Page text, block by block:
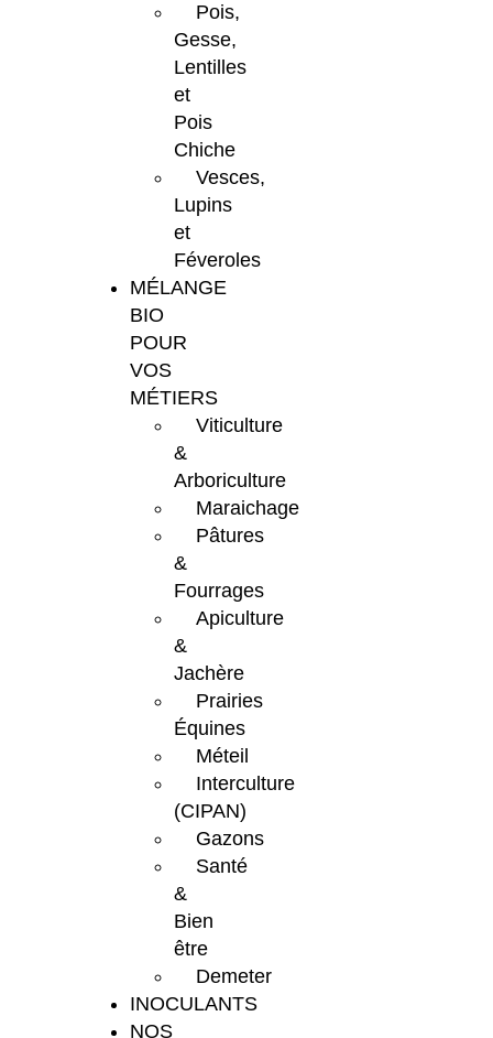
Pois,
Gesse,
Lentilles
et
Pois
Chiche
Vesces,
Lupins
et
Féveroles
MÉLANGE
BIO
POUR
VOS
MÉTIERS
Viticulture
&
Arboriculture
Maraichage
Pâtures
&
Fourrages
Apiculture
&
Jachère
Prairies
Équines
Méteil
Interculture
(CIPAN)
Gazons
Santé
&
Bien
être
Demeter
INOCULANTS
NOS